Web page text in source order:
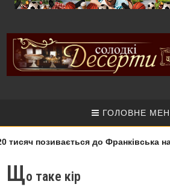
ГОЛОВНЕ
позивається до Франківська на
Що таке кір